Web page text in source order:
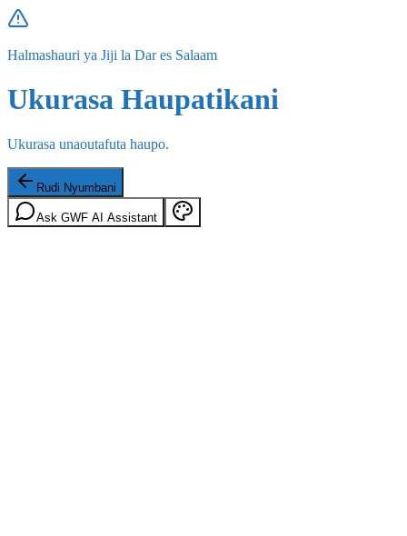
Halmashauri ya Jiji la Dar es Salaam
Ukurasa Haupatikani
Ukurasa unaoutafuta haupo.
Rudi Nyumbani
Ask GWF AI Assistant